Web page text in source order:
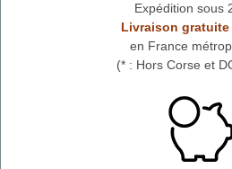
Expédition sous
Livraison gratuite
en France
(* : Hors Corse et